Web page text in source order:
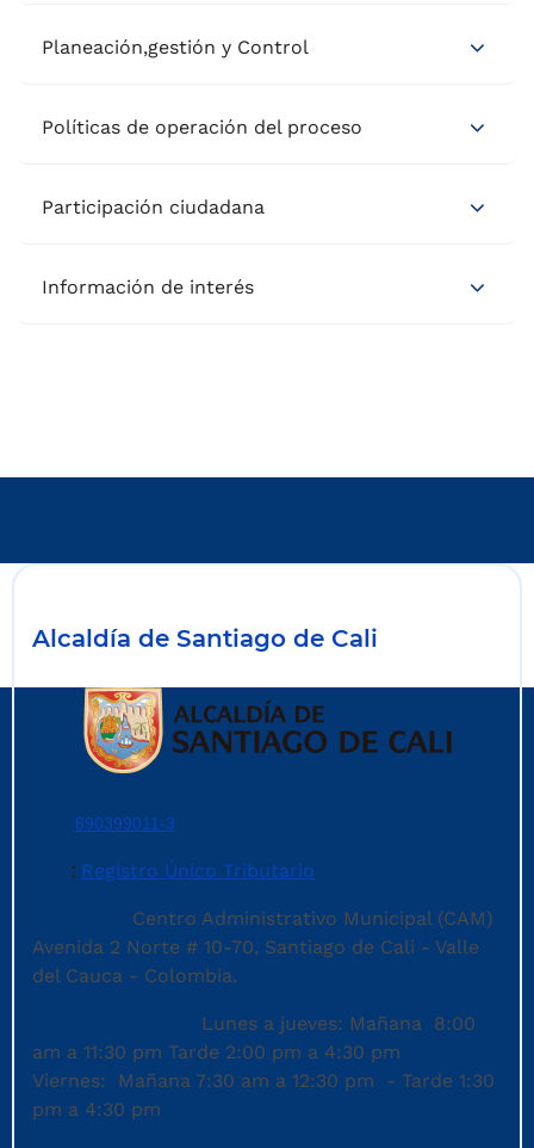
Planeación,gestión y Control
Políticas de operación del proceso
Participación ciudadana
Información de interés
Alcaldía de Santiago de Cali
890399011-3
: Registro Único Tributario
Centro Administrativo Municipal (CAM)
Avenida 2 Norte # 10-70, Santiago de Cali - Valle
del Cauca - Colombia.
Lunes a jueves: Mañana 8:00
am a 11:30 pm Tarde 2:00 pm a 4:30 pm
Viernes: Mañana 7:30 am a 12:30 pm - Tarde 1:30
pm a 4:30 pm